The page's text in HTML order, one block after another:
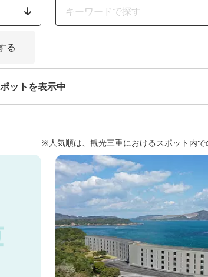
る
ットを表示中
※人気順は、観光三重におけるスポット内で